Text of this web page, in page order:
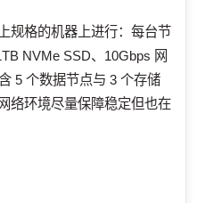
规格的机器上进行：每台节
NVMe SSD、10Gbps 网
5 个数据节点与 3 个存储
络环境尽量保障稳定但也在